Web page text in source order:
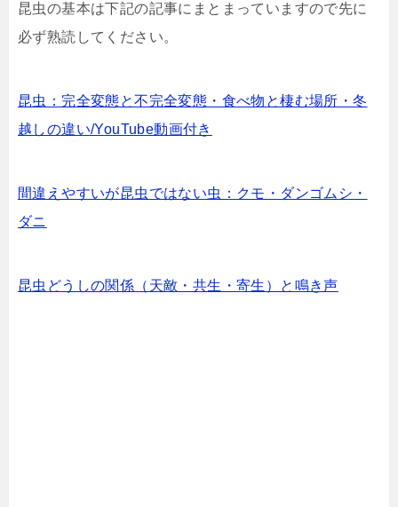
昆虫の基本は下記の記事にまとまっていますので先に
必ず熟読してください。
昆虫：完全変態と不完全変態・食べ物と棲む場所・冬
越しの違い/YouTube動画付き
間違えやすいが昆虫ではない虫：クモ・ダンゴムシ・
ダニ
昆虫どうしの関係（天敵・共生・寄生）と鳴き声